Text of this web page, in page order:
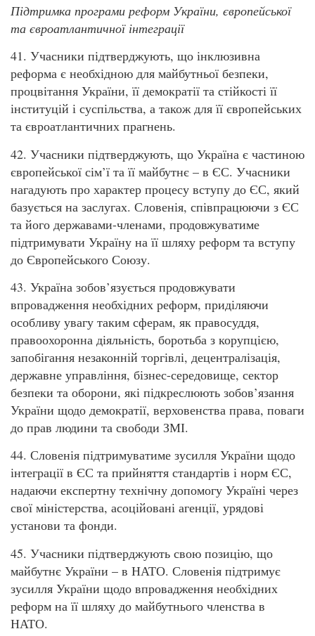
Підтримка програми реформ України, європейської
та євроатлантичної інтеграції
41. Учасники підтверджують, що інклюзивна
реформа є необхідною для майбутньої безпеки,
процвітання України, її демократії та стійкості її
інституцій і суспільства, а також для її європейських
та євроатлантичних прагнень.
42. Учасники підтверджують, що Україна є частиною
європейської сім’ї та її майбутнє – в ЄС. Учасники
нагадують про характер процесу вступу до ЄС, який
базується на заслугах. Словенія, співпрацюючи з ЄС
та його державами-членами, продовжуватиме
підтримувати Україну на її шляху реформ та вступу
до Європейського Союзу.
43. Україна зобов’язується продовжувати
впровадження необхідних реформ, приділяючи
особливу увагу таким сферам, як правосуддя,
правоохоронна діяльність, боротьба з корупцією,
запобігання незаконній торгівлі, децентралізація,
державне управління, бізнес-середовище, сектор
безпеки та оборони, які підкреслюють зобов’язання
України щодо демократії, верховенства права, поваги
до прав людини та свободи ЗМІ.
44. Словенія підтримуватиме зусилля України щодо
інтеграції в ЄС та прийняття стандартів і норм ЄС,
надаючи експертну технічну допомогу Україні через
свої міністерства, асоційовані агенції, урядові
установи та фонди.
45. Учасники підтверджують свою позицію, що
майбутнє України – в НАТО. Словенія підтримує
зусилля України щодо впровадження необхідних
реформ на її шляху до майбутнього членства в
НАТО.